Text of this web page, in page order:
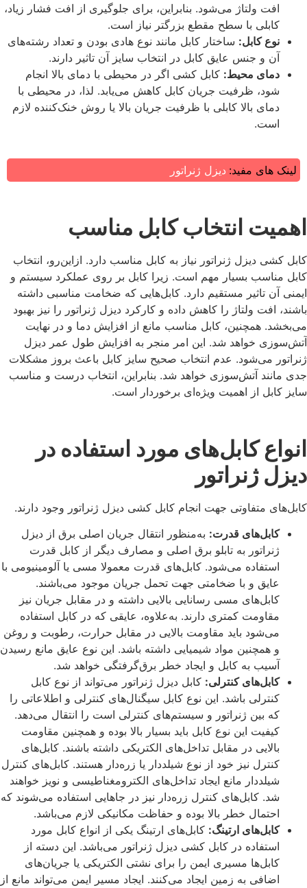
افت ولتاژ می‌شود. بنابراین، برای جلوگیری از افت فشار زیاد،
کابلی با سطح مقطع بزرگتر نیاز است.
نوع کابل: ساختار کابل مانند نوع هادی بودن و تعداد رشته‌های
آن و جنس عایق کابل در انتخاب سایز آن تاثیر دارند.
دمای محیط: کابل‌ کشی اگر در محیطی با دمای بالا انجام
شود، ظرفیت جریان کابل کاهش می‌یابد. لذا، در محیطی با
دمای بالا کابلی با ظرفیت جریان بالا یا روش خنک‌کننده لازم
است.
لینک های مفید: دیزل ژنراتور
اهمیت انتخاب کابل مناسب
کابل‌ کشی دیزل ژنراتور نیاز به کابل مناسب دارد. ازاین‌رو، انتخاب
کابل مناسب بسیار مهم است. زیرا کابل بر روی عملکرد سیستم و
ایمنی آن تاثیر مستقیم دارد. کابل‌هایی که ضخامت مناسبی داشته
باشند، افت ولتاژ را کاهش داده و کارکرد دیزل ژنراتور را نیز بهبود
می‌بخشد. همچنین، کابل مناسب مانع از افزایش دما و در نهایت
آتش‌سوزی خواهد شد. این امر منجر به افزایش طول عمر دیزل
ژنراتور می‌شود. عدم انتخاب صحیح سایز کابل باعث بروز مشکلات
جدی مانند آتش‌سوزی خواهد شد. بنابراین، انتخاب درست و مناسب
سایز کابل از اهمیت ویژه‌ای برخوردار است.
انواع کابل‌های مورد استفاده در
دیزل ژنراتور
کابل‌های متفاوتی جهت انجام کابل‌ کشی دیزل ژنراتور وجود دارند.
کابل‌های قدرت: به‌منظور انتقال جریان اصلی برق از دیزل
ژنراتور به تابلو برق اصلی و مصارف دیگر از کابل قدرت
استفاده می‌شود. کابل‌های قدرت معمولا مسی یا آلومینیومی با
عایق و با ضخامتی جهت تحمل جریان موجود می‌باشند.
کابل‌های مسی رسانایی بالایی داشته و در مقابل جریان نیز
مقاومت کمتری دارند. به‌علاوه، عایقی که در کابل استفاده
می‌شود باید مقاومت بالایی در مقابل حرارت، رطوبت و روغن
و همچنین مواد شیمیایی داشته باشد. این نوع عایق مانع رسیدن
آسیب به کابل و ایجاد خطر برق‌گرفتگی خواهد شد.
کابل‌های کنترلی: کابل دیزل ژنراتور می‌تواند از نوع کابل
کنترلی باشد. این نوع کابل سیگنال‌های کنترلی و اطلاعاتی را
که بین ژنراتور و سیستم‌های کنترلی است را انتقال می‌دهد.
کیفیت این نوع کابل باید بسیار بالا بوده و همچنین مقاومت
بالایی در مقابل تداخل‌های الکتریکی داشته باشند. کابل‌های
کنترل نیز خود از نوع شیلددار یا زره‌دار هستند. کابل‌های کنترل
شیلددار مانع ایجاد تداخل‌های الکترومغناطیسی و نویز خواهند
شد. کابل‌های کنترل زره‌دار نیز در جاهایی استفاده می‌شوند که
احتمال خطر بالا بوده و حفاظت مکانیکی لازم می‌باشد.
کابل‌های ارتینگ: کابل‌های ارتینگ یکی از انواع کابل مورد
استفاده در کابل‌ کشی دیزل ژنراتور می‌باشد. این دسته از
کابل‌ها مسیری ایمن را برای نشتی الکتریکی یا جریان‌های
اضافی به زمین ایجاد می‌کنند. ایجاد مسیر ایمن می‌تواند مانع از